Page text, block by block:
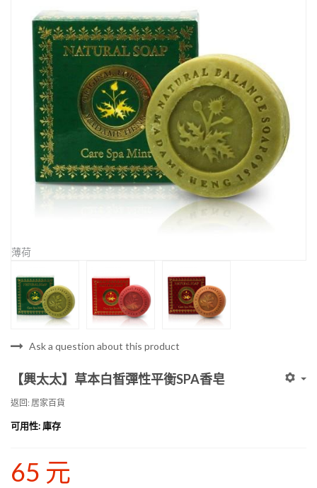
薄荷
Ask a question about this product
【興太太】草本白皙彈性平衡SPA香皂
返回: 居家百貨
可用性: 庫存
65 元